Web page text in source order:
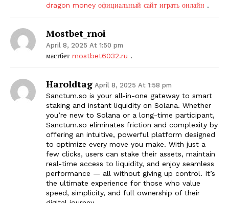
dragon money официальный сайт играть онлайн .
Mostbet_rnoi
April 8, 2025 At 1:50 pm
мастбет mostbet6032.ru .
Haroldtag April 8, 2025 At 1:58 pm
Sanctum.so is your all-in-one gateway to smart
staking and instant liquidity on Solana. Whether
you’re new to Solana or a long-time participant,
Sanctum.so eliminates friction and complexity by
offering an intuitive, powerful platform designed
to optimize every move you make. With just a
few clicks, users can stake their assets, maintain
real-time access to liquidity, and enjoy seamless
performance — all without giving up control. It’s
the ultimate experience for those who value
speed, simplicity, and full ownership of their